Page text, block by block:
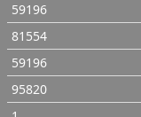
59196
81554
59196
95820